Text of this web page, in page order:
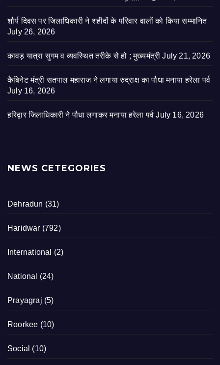
शौर्य दिवस पर जिलाधिकारी ने शहीदों के परिवार वालों को किया सम्मानित
July 26, 2026
कावड़ यात्रा सुगम व व्यवस्थित तरीके से हो ; मुख्यमंत्री July 21, 2026
कैबिनेट मंत्री सतपाल महाराज ने लगाया रुद्राक्ष का पौधा मनाया हरेला पर्व
July 16, 2026
हरिद्वार जिलाधिकारी ने पौधा लगाकर मनाया हरेला पर्व July 16, 2026
NEWS CETEGORIES
Dehradun (31)
Haridwar (792)
International (2)
National (24)
Prayagraj (5)
Roorkee (10)
Social (10)